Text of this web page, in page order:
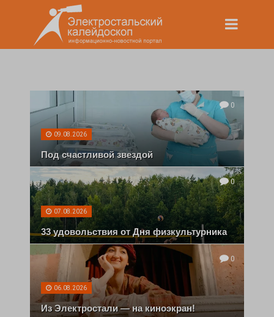
0
09.08.2026
Под счастливой звездой
0
07.08.2026
33 удовольствия от Дня физкультурника
0
06.08.2026
Из Электростали — на киноэкран!